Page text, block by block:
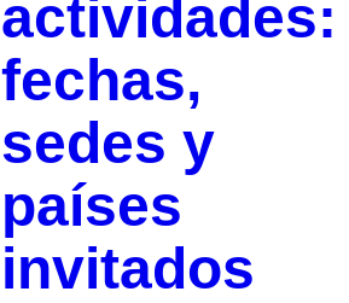
actividades:
fechas,
sedes y
países
invitados